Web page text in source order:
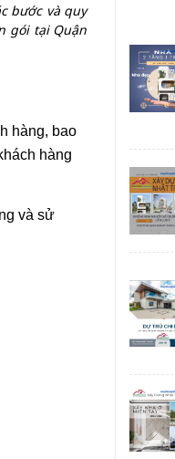
bước và quy
gói tại Quận
hàng, bao
hàng
và sử